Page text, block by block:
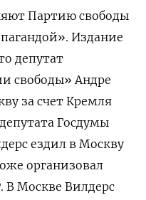
Партию свободы
Издание
депутат
свободы» Андре
за счет Кремля
Госдумы
ездил в Москву
организовал
Москве Вилдерс